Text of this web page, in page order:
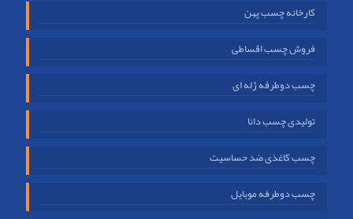
کارخانه چسب پهن
فروش چسب اقساطی
چسب دوطرفه ژله ای
تولیدی چسب دانا
چسب کاغذی ضد حساسیت
چسب دوطرفه موبایل